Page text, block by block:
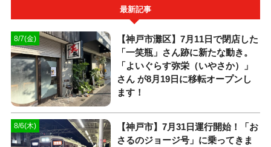
最新記事
8/7(金)
【神戸市灘区】7月11日で閉店した
「一笑瓶」さん跡に新たな動き。
「よいぐらす弥栄（いやさか）」
さん が8月19日に移転オープンし
ます！
8/6(木)
【神戸市】7月31日運行開始！「お
さるのジョージ号」に乗ってきま